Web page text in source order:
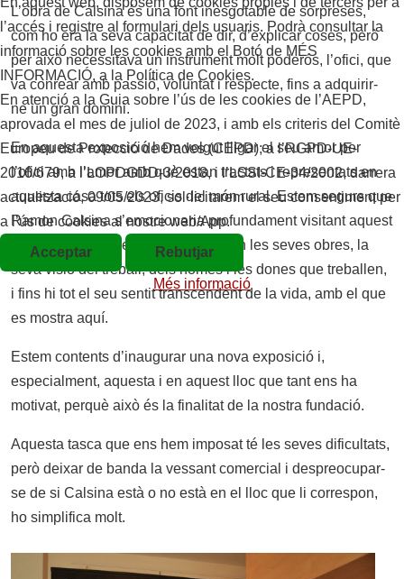
L’obra de Calsina és una font inesgotable de sorpreses,
com ho era la seva capacitat de dir, d’explicar coses, però
per això necessitava un instrument molt poderós, l’ofici, que
va conrear amb passió, voluntat i respecte, fins a adquirir-
ne un gran domini.
En aquesta exposició hem volgut lligar el seu amor per
l’ofici amb l’amor amb què estan tractats i representats en
aquesta casa tots els oficis del món rural. Estem segurs que
Ramon Calsina s’emocionaria profundament visitant aquest
Museu i, a més, veient com encaixen les seves obres, la
seva visió del treball, dels homes i les dones que treballen,
i fins hi tot el seu sentit transcendent de la vida, amb el que
es mostra aquí.
Estem contents d’inaugurar una nova exposició i,
especialment, aquesta i en aquest lloc que tant ens ha
motivat, perquè això és la finalitat de la nostra fundació.
Aquesta tasca que ens hem imposat té les seves dificultats,
però deixar de banda la vessant comercial i despreocupar-
se de si Calsina està o no està en el lloc que li correspon,
ho simplifica molt.
l’accés i registre al formulari dels usuaris. Podrà consultar la
informació sobre les cookies amb el Botó de MÉS
INFORMACIÓ, a la Política de Cookies.
En atenció a la Guia sobre l’ús de les cookies de l’AEPD,
aprovada el mes de juliol de 2023, i amb els criteris del Comitè
Europeu de Protecció de Dades (CEPD); a l’RGPD-UE-
2016/679, a l’LOPDGDD-3/2018, i l’LSSI-CE-34/2002, darrera
actualització, 09/05/2023, sol·licitarem el seu consentiment per
a l’ús de cookies al nostre web/App.
Acceptar
Rebutjar
Més informació